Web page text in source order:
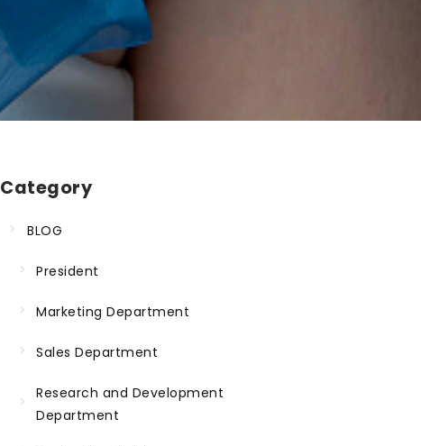
Category
BLOG
President
Marketing Department
Sales Department
Research and Development
Department